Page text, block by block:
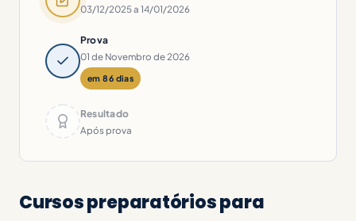
03/12/2025 a 14/01/2026
Prova
01 de Novembro de 2026
em 86 dias
Resultado
Após prova
Cursos preparatórios para